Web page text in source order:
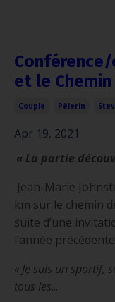
et le
Couple Pèlerin
Apr 19, 2021
« La partie
Jean-Marie
km sur le chemin
suite d’une
l’année
« Je suis un sportif,
tous les...